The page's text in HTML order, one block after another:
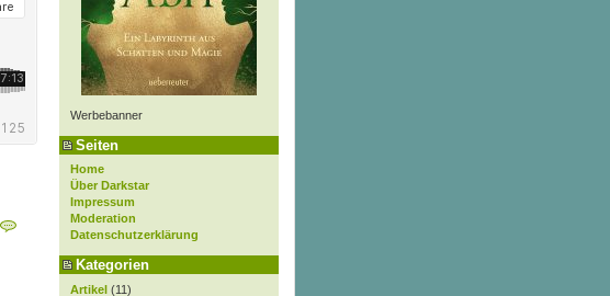
Werbebanner
Seiten
Home
Über Darkstar
Impressum
Moderation
Datenschutzerklärung
Kategorien
Artikel (11)